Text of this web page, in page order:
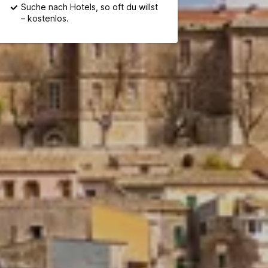
Suche nach Hotels, so oft du willst
– kostenlos.